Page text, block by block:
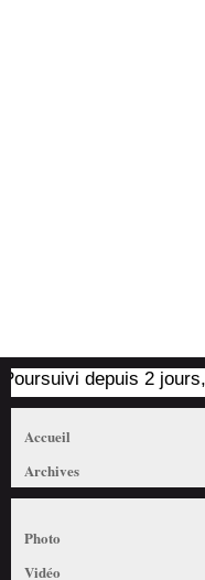
depuis 2 jours,
Accueil
Archives
Photo
Vidéo